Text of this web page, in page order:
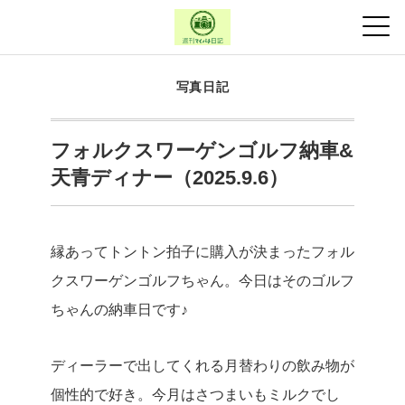
写真日記
フォルクスワーゲンゴルフ納車&
天青ディナー（2025.9.6）
縁あってトントン拍子に購入が決まったフォル
クスワーゲンゴルフちゃん。今日はそのゴルフ
ちゃんの納車日です♪
ディーラーで出してくれる月替わりの飲み物が
個性的で好き。今月はさつまいもミルクでし